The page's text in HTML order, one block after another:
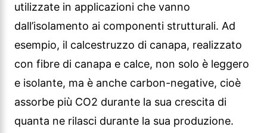
utilizzate in applicazioni che vanno
dall’isolamento ai componenti strutturali. Ad
esempio, il calcestruzzo di canapa, realizzato
con fibre di canapa e calce, non solo è leggero
e isolante, ma è anche carbon-negative, cioè
assorbe più CO2 durante la sua crescita di
quanta ne rilasci durante la sua produzione.